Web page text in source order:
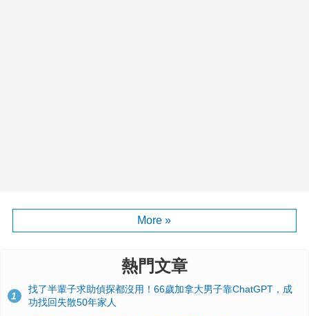
More »
熱門文章
1
找了半輩子求助偵探都沒用！66歲加拿大男子靠ChatGPT，成
功找回失散50年家人